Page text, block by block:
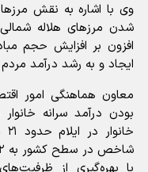
وی با اشاره به نقش
شدن مرزهای هلاله
افزون بر افزایش حجم
ایجاد و به رشد درآمد
معاون هماهنگی امور
بودن درآمد سرانه